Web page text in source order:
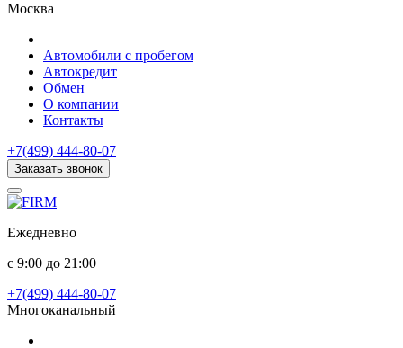
Москва
Автомобили с пробегом
Автокредит
Обмен
О компании
Контакты
+7(499) 444-80-07
Заказать звонок
Ежедневно
с 9:00 до 21:00
+7(499) 444-80-07
Многоканальный